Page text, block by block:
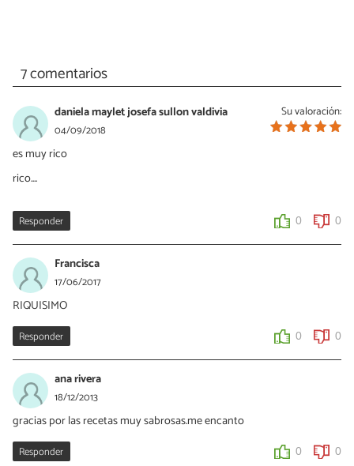
7 comentarios
Su valoración:
daniela maylet josefa sullon valdivia
04/09/2018
es muy rico
rico....
Responder 0 0
Francisca
17/06/2017
RIQUISIMO
Responder 0 0
ana rivera
18/12/2013
gracias por las recetas muy sabrosas.me encanto
Responder 0 0